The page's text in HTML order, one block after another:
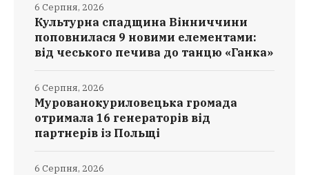
Культурна спадщина Вінниччини
поповнилася 9 новими елементами:
від чеського печива до танцю «Ганка»
6 Серпня, 2026
Мурованокуриловецька громада
отримала 16 генераторів від
партнерів із Польщі
6 Серпня, 2026
6 Серпня, 2026